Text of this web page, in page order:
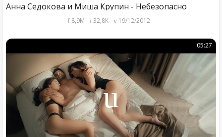
Анна Седокова и Миша Крупин - Небезопасно
8,9M 32,8K 19/12/2012
05:27